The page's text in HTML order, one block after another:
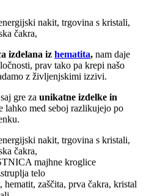
izdelana iz hematita, nam daje
prav tako pa krepi našo
z življenjskimi izzivi.
gre za unikatne izdelke in
lahko med seboj razlikujejo po